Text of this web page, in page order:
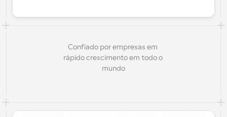
Confiado por empresas em
rápido crescimento em todo o
mundo